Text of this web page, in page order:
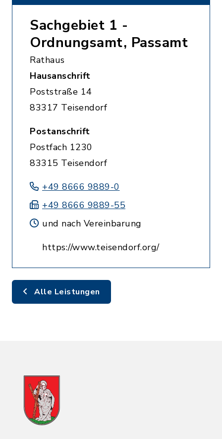
Sachgebiet 1 -
Ordnungsamt, Passamt
Rathaus
Hausanschrift
Poststraße 14
83317 Teisendorf
Postanschrift
Postfach 1230
83315 Teisendorf
+49 8666 9889-0
+49 8666 9889-55
und nach Vereinbarung
https://www.teisendorf.org/
Alle Leistungen